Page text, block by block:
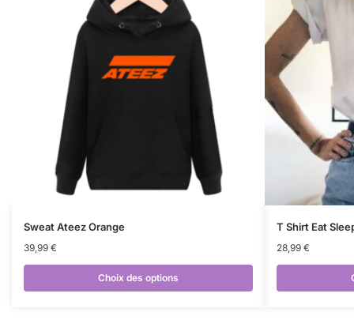
Sweat Ateez Orange
39,99 €
Choix des options
T Shirt Eat
28,99 €